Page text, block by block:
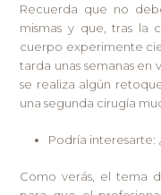
Recuerda que no
mismas y que, tras la
cuerpo experimente
tarda unas semanas en
se realiza algún
una segunda cirugía
Podría interesarte:
Como verás, el tema